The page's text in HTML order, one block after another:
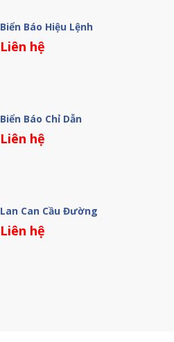
Biển Báo Hiệu Lệnh
Liên hệ
Biển Báo Chỉ Dẫn
Liên hệ
Lan Can Cầu Đường
Liên hệ